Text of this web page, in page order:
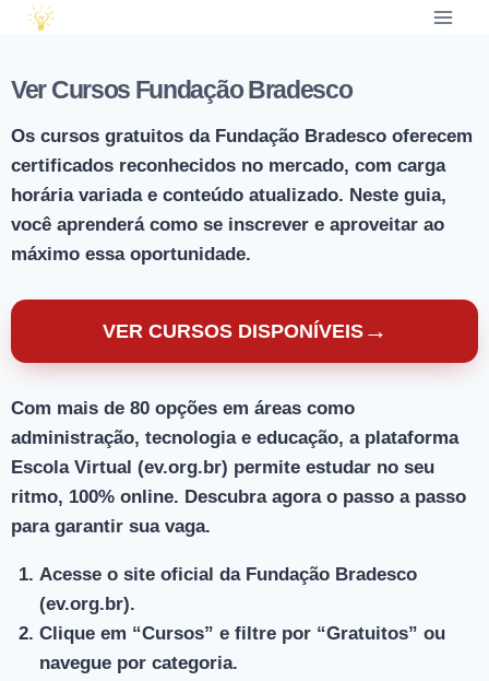
Ver Cursos Fundação Bradesco
Os cursos gratuitos da Fundação Bradesco oferecem
certificados reconhecidos no mercado, com carga
horária variada e conteúdo atualizado. Neste guia,
você aprenderá como se inscrever e aproveitar ao
máximo essa oportunidade.
VER CURSOS DISPONÍVEIS→
Com mais de 80 opções em áreas como
administração, tecnologia e educação, a plataforma
Escola Virtual (ev.org.br) permite estudar no seu
ritmo, 100% online. Descubra agora o passo a passo
para garantir sua vaga.
Acesse o site oficial da Fundação Bradesco
(ev.org.br).
Clique em “Cursos” e filtre por “Gratuitos” ou
navegue por categoria.